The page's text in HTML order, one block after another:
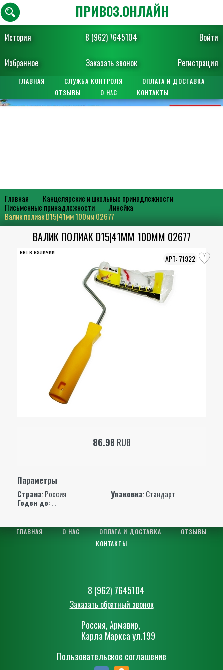
История 8 (962) 7645104 Войти
Избранное Заказать звонок Регистрация
ПРИВОЗ.ОНЛАЙН
ГЛАВНАЯ СЛУЖБА КОНТРОЛЯ
ОПЛАТА И ДОСТАВКА
ОТЗЫВЫ
О НАС КОНТАКТЫ
Главная
Канцелярские и школьные принадлежности
Письменные принадлежности
Линейка
Валик полиак D15|41мм 100мм 02677
ВАЛИК ПОЛИАК D15|41ММ 100ММ 02677
нет в наличии
71922
86.98 RUB
Параметры
Страна: Россия Упаковка: Стандарт
Годен до: . .
ГЛАВНАЯ О НАС ОПЛАТА И ДОСТАВКА
ОТЗЫВЫ
КОНТАКТЫ
8 (962) 7645104
Заказать обратный звонок
Россия, Армавир,
Карла Маркса ул.199
Пользовательское соглашение